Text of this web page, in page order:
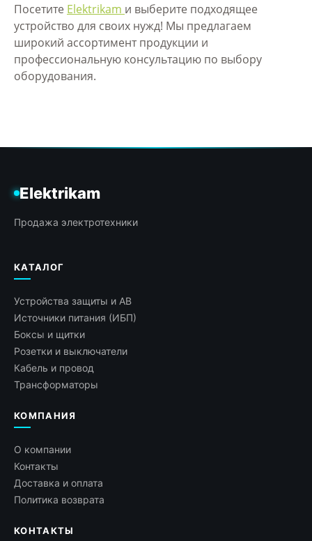
Посетите Elektrikam и выберите подходящее
устройство для своих нужд! Мы предлагаем
широкий ассортимент продукции и
профессиональную консультацию по выбору
оборудования.
Elektrikam
Продажа электротехники
КАТАЛОГ
Устройства защиты и АВ
Источники питания (ИБП)
Боксы и щитки
Розетки и выключатели
Кабель и провод
Трансформаторы
КОМПАНИЯ
О компании
Контакты
Доставка и оплата
Политика возврата
КОНТАКТЫ